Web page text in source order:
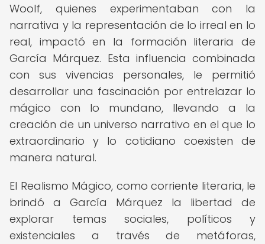
Woolf, quienes experimentaban con la
narrativa y la representación de lo irreal en lo
real, impactó en la formación literaria de
García Márquez. Esta influencia combinada
con sus vivencias personales, le permitió
desarrollar una fascinación por entrelazar lo
mágico con lo mundano, llevando a la
creación de un universo narrativo en el que lo
extraordinario y lo cotidiano coexisten de
manera natural.
El Realismo Mágico, como corriente literaria, le
brindó a García Márquez la libertad de
explorar temas sociales, políticos y
existenciales a través de metáforas,